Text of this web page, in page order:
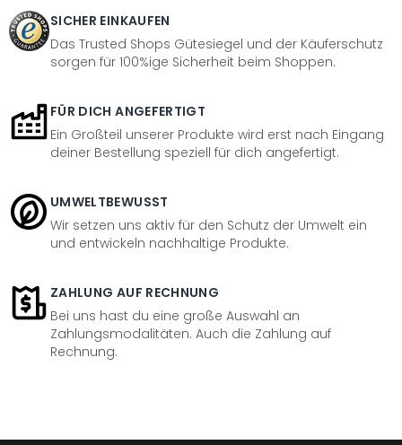
SICHER EINKAUFEN
Das Trusted Shops Gütesiegel und der Käuferschutz
sorgen für 100%ige Sicherheit beim Shoppen.
FÜR DICH ANGEFERTIGT
Ein Großteil unserer Produkte wird erst nach Eingang
deiner Bestellung speziell für dich angefertigt.
UMWELTBEWUSST
Wir setzen uns aktiv für den Schutz der Umwelt ein
und entwickeln nachhaltige Produkte.
ZAHLUNG AUF RECHNUNG
Bei uns hast du eine große Auswahl an
Zahlungsmodalitäten. Auch die Zahlung auf
Rechnung.